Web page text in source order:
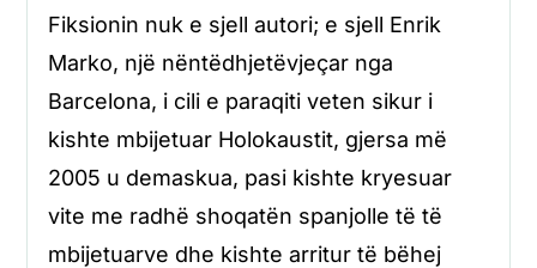
Fiksionin nuk e sjell autori; e sjell Enrik
Marko, një nëntëdhjetëvjeçar nga
Barcelona, i cili e paraqiti veten sikur i
kishte mbijetuar Holokaustit, gjersa më
2005 u demaskua, pasi kishte kryesuar
vite me radhë shoqatën spanjolle të të
mbijetuarve dhe kishte arritur të bëhej